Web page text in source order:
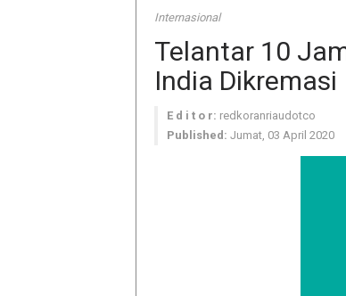
Internasional
Telantar 10
India Dikremasi
E d i t o r: redkoranriaudotco
Published: Jumat, 03 April 2020